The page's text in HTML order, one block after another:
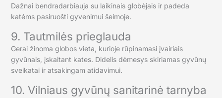
Dažnai bendradarbiauja su laikinais globėjais ir padeda
katėms pasiruošti gyvenimui šeimoje.
9. Tautmilės prieglauda
Gerai žinoma globos vieta, kurioje rūpinamasi įvairiais
gyvūnais, įskaitant kates. Didelis dėmesys skiriamas gyvūnų
sveikatai ir atsakingam atidavimui.
10. Vilniaus gyvūnų sanitarinė tarnyba